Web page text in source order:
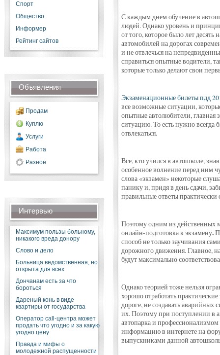
Спорт
Общество
Информер
Рейтинг сайтов
Объявления
Продам
Куплю
Услуги
Работа
Разное
Интервью
Максимум пользы больному,
никакого вреда донору
Слово и дело
Больница ведомственная, но
открыта для всех
Дончанам есть за что
бороться
Дареный конь в виде
квартиры от государства
Оператор call-центра может
продать что угодно и за какую
угодно цену
Правда и мифы о
молодежной распущенности
С каждым днем обучение в
людей. Однако уровень и
от того, которое было лет
автомобилей на дорогах
и не отвлечься на
справиться опытные водители,
которые только делают свои
Экзаменационные билеты пдд
все возможные ситуации,
опытные автолюбители, главная
ситуацию. То есть нужно всегда
отвлекаться.
Все, кто учился в автошколе,
особенное волнение перед ним
слова «экзамен» некоторые
панику и, придя в день сдачи,
правильные ответы практически
Поэтому одним из действенных
онлайн-подготовка к экзамену.
способ не только заучивания
дорожного движения. Главное,
будут максимально
Однако теорией тоже нельзя
хорошо отработать
дороге, не создавать аварийных
их. Поэтому при поступлении в
автопарка и
информацию в интернете на
выпускниками данной